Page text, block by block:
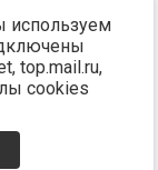
республика Русь,
W.H.С., Фалунь
Новокузнецк/РПК,
Фонд защиты прав
округа г.
7822/
используем
top.mail.ru,
cookies